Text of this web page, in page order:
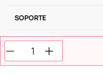
SOPORTE
SERVICIOS
NOSOTROS